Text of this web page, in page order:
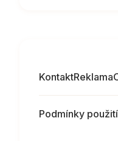
KontaktReklama
Podmínky použití